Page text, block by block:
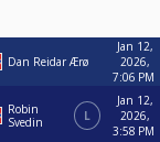
Dan Reidar Ærø
Jan 12,
2026,
7:06 PM
Robin
Svedin
L
Jan 12,
2026,
3:58 PM